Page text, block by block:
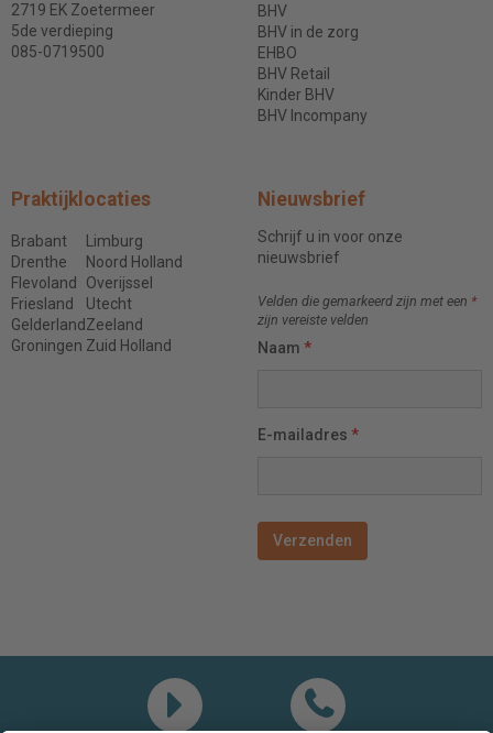
2719 EK Zoetermeer
5de verdieping
085-0719500
BHV
BHV in de zorg
EHBO
BHV Retail
Kinder BHV
BHV Incompany
Praktijklocaties
Brabant
Drenthe
Flevoland
Friesland
Gelderland
Groningen
Limburg
Noord Holland
Overijssel
Utecht
Zeeland
Zuid Holland
Nieuwsbrief
Schrijf u in voor onze
nieuwsbrief
Velden die gemarkeerd zijn met een *
zijn vereiste velden
Naam *
E-mailadres *